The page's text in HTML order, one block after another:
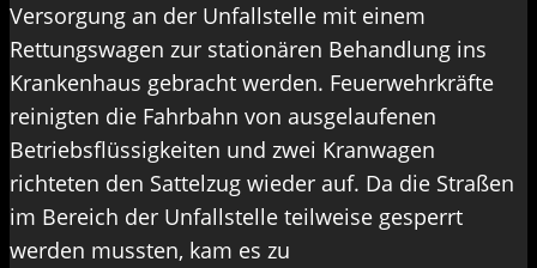
Versorgung an der Unfallstelle mit einem
Rettungswagen zur stationären Behandlung ins
Krankenhaus gebracht werden. Feuerwehrkräfte
reinigten die Fahrbahn von ausgelaufenen
Betriebsflüssigkeiten und zwei Kranwagen
richteten den Sattelzug wieder auf. Da die Straßen
im Bereich der Unfallstelle teilweise gesperrt
werden mussten, kam es zu